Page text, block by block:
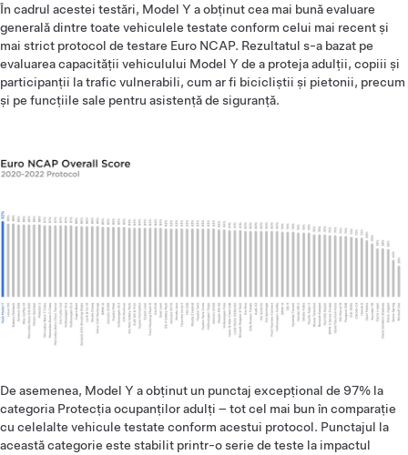
În cadrul acestei testări, Model Y a obținut cea mai bună evaluare
generală dintre toate vehiculele testate conform celui mai recent și
mai strict protocol de testare Euro NCAP. Rezultatul s-a bazat pe
evaluarea capacității vehiculului Model Y de a proteja adulții, copiii și
participanții la trafic vulnerabili, cum ar fi bicicliștii și pietonii, precum
și pe funcțiile sale pentru asistență de siguranță.
De asemenea, Model Y a obținut un punctaj excepțional de 97% la
categoria Protecția ocupanților adulți – tot cel mai bun în comparație
cu celelalte vehicule testate conform acestui protocol. Punctajul la
această categorie este stabilit printr-o serie de teste la impactul